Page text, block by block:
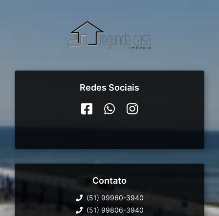
Redes Sociais
Contato
(51) 99960-3940
(51) 99806-3940